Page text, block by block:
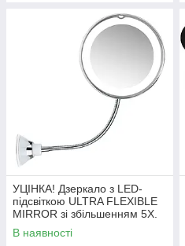
УЦІНКА! Дзеркало з LED-
підсвіткою ULTRA FLEXIBLE
MIRROR зі збільшенням 5X.
Гнучке дзеркало для макіяжу
(Плохе паковання 3263)
В наявності